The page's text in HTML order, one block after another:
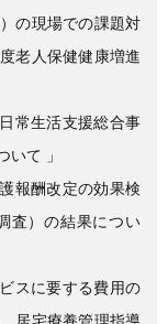
の現場での課題対
老人保健健康増進
常生活支援総合事
て 」
報酬改定の効果検
査）の結果につい
スに要する費用の